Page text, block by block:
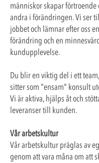
människor skapar förtroende
andra i förändringen. Vi ser
jobbet och lämnar efter oss
förändring och en
kundupplevelse.
Du blir en viktig del i ett
sitter som "ensam" konsult
Vi är aktiva, hjälps åt och
leveranser till kunden.
Vår arbetskultur
Vår arbetskultur präglas av
genom att vara måna om att